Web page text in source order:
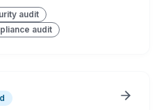
audit
audit